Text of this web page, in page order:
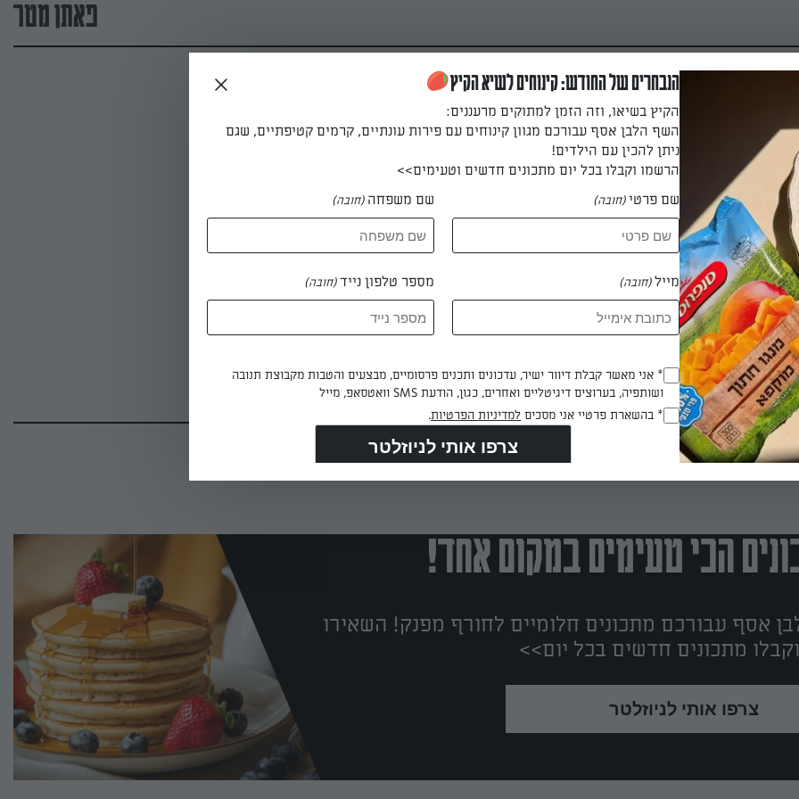
פאתן מטר
עם רימונים - מתאימה לכל אירוח
פאתן מטר
הכי טעימים במקום אחד!
אסף עבורכם מתכונים חלומיים לחורף מפנק! השאירו
מתכונים חדשים בכל יום>>
צרפו אותי לניוזלטר
הנבחרים של החודש: קינוחים לשיא הקיץ
הקיץ בשיאו, וזה הזמן למתוקים מרעננים:
השף הלבן אסף עבורכם מגוון קינוחים עם פירות עונתיים, קרמים קטיפתיים, שגם
ניתן להכין עם הילדים!
הרשמו וקבלו בכל יום מתכונים חדשים וטעימים>>
שם פרטי(חובה) שם משפחה (חובה)
מייל(חובה) מספר טלפון נייד(חובה)
Opt_In
(חובה)
* אני מאשר קבלת דיוור ישיר, עדכונים ותכנים פרסומיים, מבצעים והטבות מקבוצת תנובה
ושותפיה, בערוצים דיגיטליים ואחרים, כגון, הודעת SMS וואטסאפ, מייל
RegulationsApproved
* בהשארת פרטיי אני מסכים למדיניות הפרטיות.